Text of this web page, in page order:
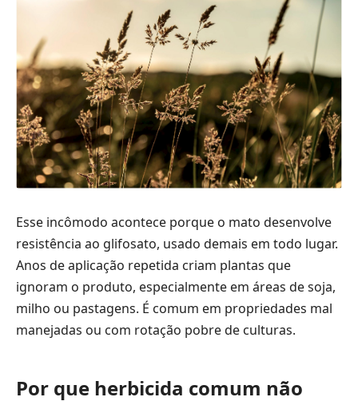
Esse incômodo acontece porque o mato desenvolve
resistência ao glifosato, usado demais em todo lugar.
Anos de aplicação repetida criam plantas que
ignoram o produto, especialmente em áreas de soja,
milho ou pastagens. É comum em propriedades mal
manejadas ou com rotação pobre de culturas.
Por que herbicida comum não